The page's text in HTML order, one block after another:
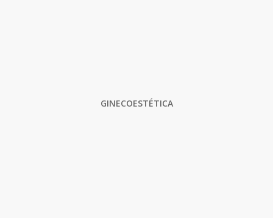
GINECOESTÉTICA